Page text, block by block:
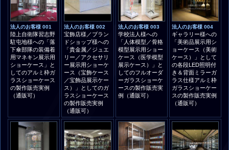
法人のお客様 001
陸上自衛隊習志野
駐屯地様への「落
下傘部隊の装備着
用マネキン展示用
ショーケース」と
してのアルミ枠ガ
ラスショーケース
の製作販売実例
（通販可）
法人のお客様 002
宝飾店様／ブラン
ドショップ様への
「貴金属／ジュエ
リー／アクセサリ
ー展示用ショーケ
ース（宝飾ケース
／宝飾品展示ケー
ス）」としてのガ
ラスショーケース
の製作販売実例
（通販可）
法人のお客様 003
学校法人様への
「人体模型／骨格
模型展示用ショー
ケース（医学模型
展示ケース）」と
してのフルオーダ
ーガラスショーケ
ースの製作販売実
例（通販可）
法人のお客様 004
ギャラリー様への
「美術品展示用シ
ョーケース（美術
ケース）」として
の各段LED照明付
き＆背面ミラーガ
ラス仕様アルミ枠
ガラスショーケー
スの製作販売実例
（通販可）